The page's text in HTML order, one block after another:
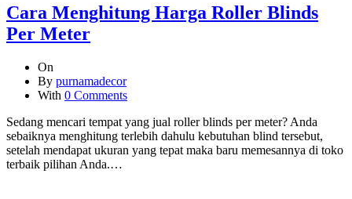
Cara Menghitung Harga Roller Blinds
Per Meter
On
By purnamadecor
With 0 Comments
Sedang mencari tempat yang jual roller blinds per meter? Anda
sebaiknya menghitung terlebih dahulu kebutuhan blind tersebut,
setelah mendapat ukuran yang tepat maka baru memesannya di toko
terbaik pilihan Anda.…